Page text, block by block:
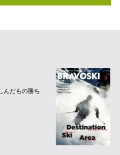
んだもの勝ち